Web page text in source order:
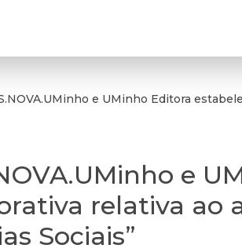
e UMinho Editora
e
relativa ao
Sociais”